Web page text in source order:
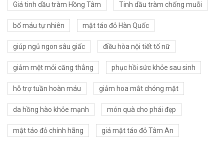
Giá tinh dầu tràm Hồng Tâm Tinh dầu tràm chống muỗi
bổ máu tự nhiên mật táo đỏ Hàn Quốc
giúp ngủ ngon sâu giấc điều hòa nội tiết tố nữ
giảm mệt mỏi căng thẳng phục hồi sức khỏe sau sinh
hỗ trợ tuần hoàn máu giảm hoa mắt chóng mặt
da hồng hào khỏe mạnh món quà cho phái đẹp
mật táo đỏ chính hãng giá mật táo đỏ Tâm An